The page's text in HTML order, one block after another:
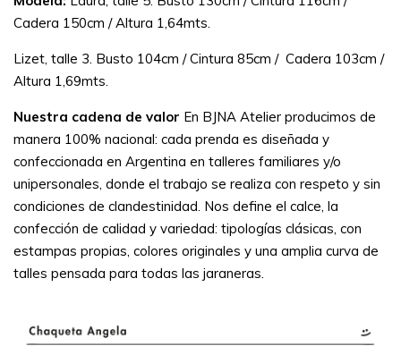
Cadera 150cm / Altura 1,64mts.
Lizet, talle 3. Busto 104cm / Cintura 85cm / Cadera 103cm /
Altura 1,69mts.
Nuestra cadena de valor En BJNA Atelier producimos de
manera 100% nacional: cada prenda es diseñada y
confeccionada en Argentina en talleres familiares y/o
unipersonales, donde el trabajo se realiza con respeto y sin
condiciones de clandestinidad. Nos define el calce, la
confección de calidad y variedad: tipologías clásicas, con
estampas propias, colores originales y una amplia curva de
talles pensada para todas las jaraneras.